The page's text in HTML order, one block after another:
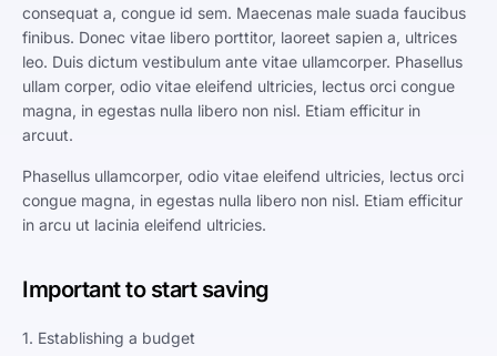
consequat a, congue id sem. Maecenas male suada faucibus
finibus. Donec vitae libero porttitor, laoreet sapien a, ultrices
leo. Duis dictum vestibulum ante vitae ullamcorper. Phasellus
ullam corper, odio vitae eleifend ultricies, lectus orci congue
magna, in egestas nulla libero non nisl. Etiam efficitur in
arcuut.
Phasellus ullamcorper, odio vitae eleifend ultricies, lectus orci
congue magna, in egestas nulla libero non nisl. Etiam efficitur
in arcu ut lacinia eleifend ultricies.
Important to start saving
1. Establishing a budget